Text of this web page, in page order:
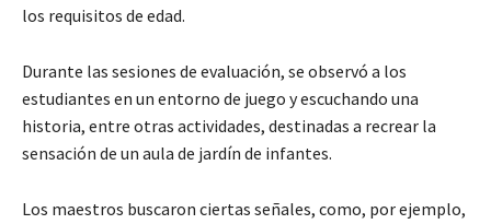
los requisitos de edad.
Durante las sesiones de evaluación, se observó a los
estudiantes en un entorno de juego y escuchando una
historia, entre otras actividades, destinadas a recrear la
sensación de un aula de jardín de infantes.
Los maestros buscaron ciertas señales, como, por ejemplo,